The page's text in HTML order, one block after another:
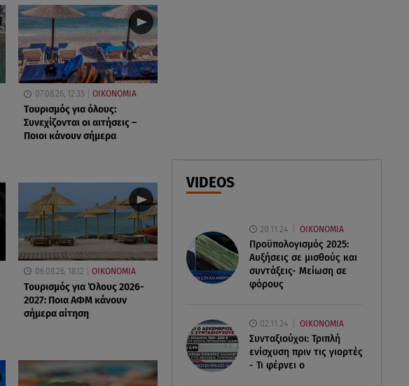
07.08.26 , 17:44
Παιδικοί σταθμοί: Πότε βγαίνουν
τα προσωρινά αποτελέσματα
VIDEOS
20.11.24 ΟΙΚΟΝΟΜΙΑ
Προϋπολογισμός 2025:
Αυξήσεις σε μισθούς και
συντάξεις- Μείωση σε
φόρους
02.11.24 ΟΙΚΟΝΟΜΙΑ
Συνταξιούχοι: Τριπλή
ενίσχυση πριν τις γιορτές
- Τι φέρνει ο
07.08.26, 12:35 ΟΙΚΟΝΟΜΙΑ
Τουρισμός για όλους:
Συνεχίζονται οι αιτήσεις –
Ποιοι κάνουν σήμερα
06.08.26, 18:12 ΟΙΚΟΝΟΜΙΑ
Τουρισμός για Όλους 2026-
2027: Ποια ΑΦΜ κάνουν
σήμερα αίτηση